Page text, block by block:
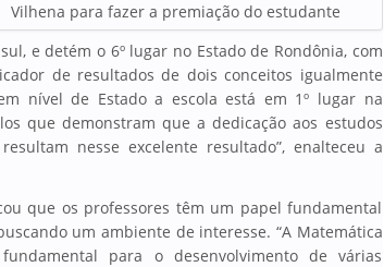
Vilhena para fazer a premiação do estudante
e detém o 6º lugar no Estado de Rondônia, com
de resultados de dois conceitos igualmente
nível de Estado a escola está em 1º lugar na
que demonstram que a dedicação aos estudos
nesse excelente resultado”, enalteceu a
que os professores têm um papel fundamental
um ambiente de interesse. “A Matemática
para o desenvolvimento de várias